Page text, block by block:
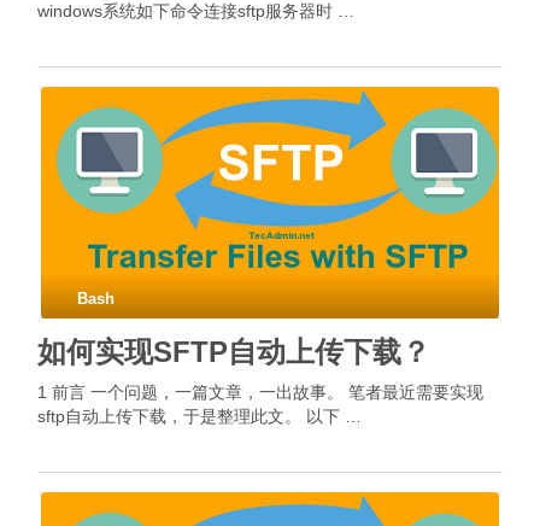
windows系统如下命令连接sftp服务器时 …
Bash
如何实现SFTP自动上传下载？
1 前言 一个问题，一篇文章，一出故事。 笔者最近需要实现
sftp自动上传下载，于是整理此文。 以下 …